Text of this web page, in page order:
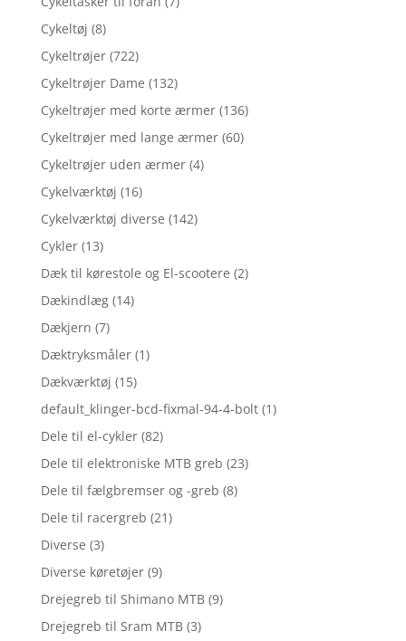
Cykeltøj (8)
Cykeltrøjer (722)
Cykeltrøjer Dame (132)
Cykeltrøjer med korte ærmer (136)
Cykeltrøjer med lange ærmer (60)
Cykeltrøjer uden ærmer (4)
Cykelværktøj (16)
Cykelværktøj diverse (142)
Cykler (13)
Dæk til kørestole og El-scootere (2)
Dækindlæg (14)
Dækjern (7)
Dæktryksmåler (1)
Dækværktøj (15)
default_klinger-bcd-fixmal-94-4-bolt (1)
Dele til el-cykler (82)
Dele til elektroniske MTB greb (23)
Dele til fælgbremser og -greb (8)
Dele til racergreb (21)
Diverse (3)
Diverse køretøjer (9)
Drejegreb til Shimano MTB (9)
Drejegreb til Sram MTB (3)